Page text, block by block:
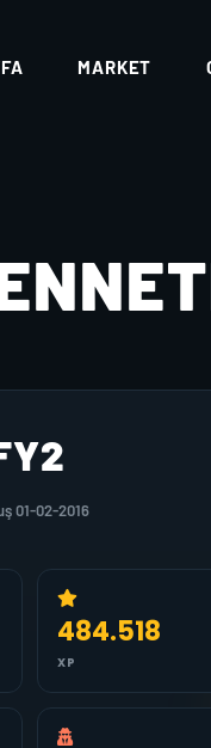
MARKET
01-02-2016
484.518
XP